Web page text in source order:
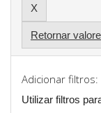
Retornar
Adicionar filtros:
Utilizar filtros